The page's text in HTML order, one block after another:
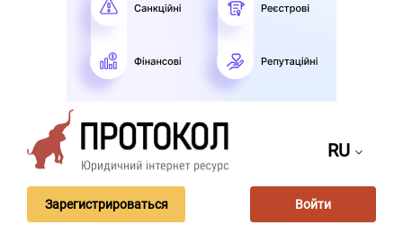
RU
Зарегистрироваться Войти